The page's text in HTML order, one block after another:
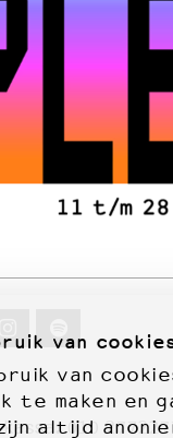
van
van
te maken en
altijd
kassa:010